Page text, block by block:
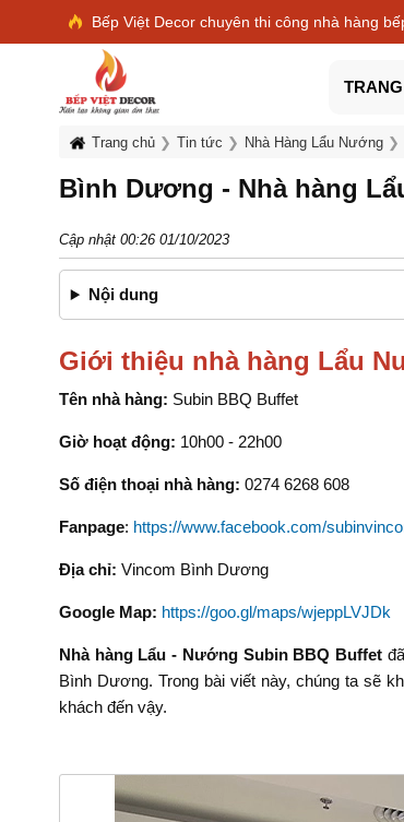
Bếp Việt Decor chuyên thi công nhà hàng
Trang chủ Tin tức Nhà Hàng Lẩu Nướng
Bình Dương - Nhà hàng
Cập nhật 00:26 01/10/2023
Nội dung
Giới thiệu nhà hàng Lẩu
Tên nhà hàng: Subin BBQ Buffet
Giờ hoạt động: 10h00 - 22h00
Số điện thoại nhà hàng: 0274 6268 608
Fanpage: https://www.facebook.com/
Địa chỉ: Vincom Bình Dương
Google Map: https://goo.gl/maps/wjeppLVJDk
Nhà hàng Lẩu - Nướng Subin BBQ Buffet
Bình Dương. Trong bài viết này, chúng ta sẽ
khách đến vậy.